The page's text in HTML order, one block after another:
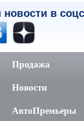
в
Продажа
Новости
АвтоПремьеры